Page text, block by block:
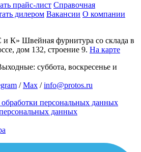
прайс-лист Справочная
дилером Вакансии О компании
К» Швейная фурнитура со склада в
дом 132, строение 9. На карте
суббота, воскресенье и
/Max /info@protos.ru
персональных данных
данных